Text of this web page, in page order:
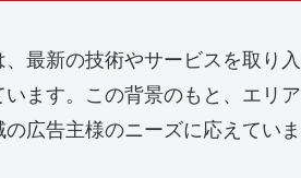
最新の技術やサービスを取り
ます。この背景のもと、エリ
広告主様のニーズに応えてい